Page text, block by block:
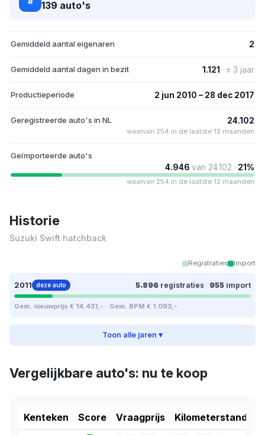
139 auto's
Gemiddeld aantal eigenaren 2
Gemiddeld aantal dagen in bezit 1.121 · ± 3 jaar
Productieperiode 2 jun 2010 – 28 dec 2017
Geregistreerde auto's in NL 24.102
waarvan 254 in de laatste 12 maanden
Geïmporteerde auto's
4.946 van 24.102 · 21%
waarvan 254 in de laatste 12 maanden
Historie
Suzuki Swift hatchback
Registraties Import
2011 deze auto 5.896 registraties · 955 import
Gem. nieuwprijs € 14.431,- · Gem. BPM € 1.093,-
Toon alle jaren ▾
Vergelijkbare auto's: nu te koop
Kenteken Score Vraagprijs Kilometerstand